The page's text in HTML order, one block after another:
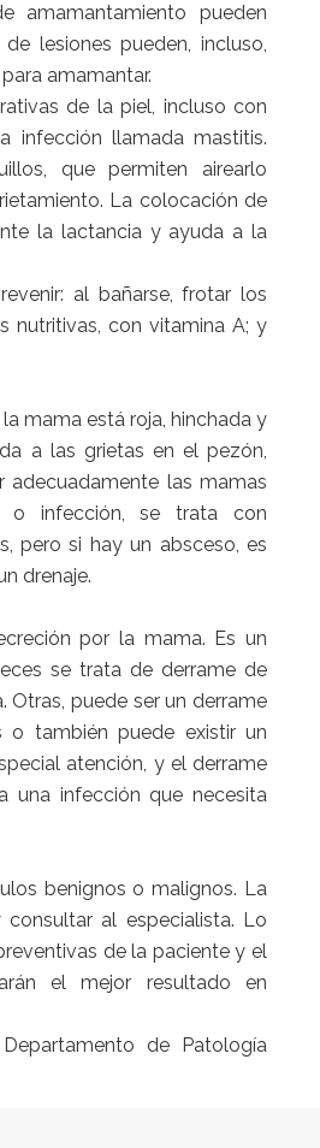
amamantamiento pueden
lesiones pueden, incluso,
amamantar.
de la piel, incluso con
infección llamada mastitis.
que permiten airearlo
La colocación de
la lactancia y ayuda a la
al bañarse, frotar los
nutritivas, con vitamina A; y
mama está roja, hinchada y
a las grietas en el pezón,
las mamas
o infección, se trata con
pero si hay un absceso, es
drenaje.
por la mama. Es un
se trata de derrame de
puede ser un derrame
también puede existir un
atención, y el derrame
una infección que necesita
benignos o malignos. La
al especialista. Lo
de la paciente y el
el mejor resultado en
de Patología